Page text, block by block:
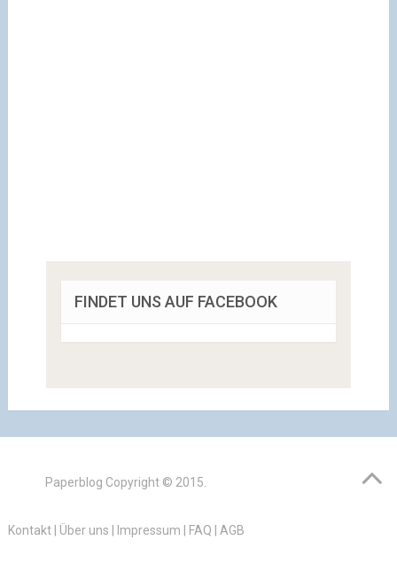
FINDET UNS AUF FACEBOOK
Paperblog Copyright © 2015.
Kontakt| Über uns Impressum FAQ AGB